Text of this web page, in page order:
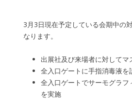
3月3日現在予定している会期中の
なります。
出展社及び来場者に対してマ
全入口ゲートに手指消毒液を
全入口ゲートでサーモグラフ
を実施